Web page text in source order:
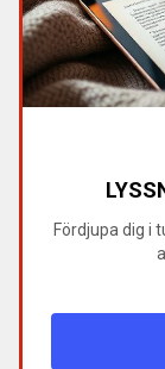
Fördjupa dig i